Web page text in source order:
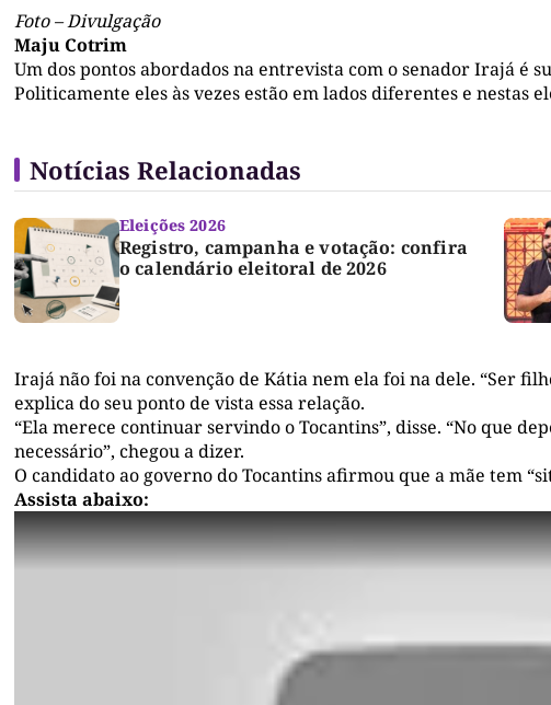
Foto – Divulgação
Maju Cotrim
Um dos pontos abordados na entrevista com o senador Irajá é
Politicamente eles às vezes estão em lados diferentes e nestas
Notícias Relacionadas
Eleições 2026
Registro, campanha e votação: confira
o calendário eleitoral de 2026
Irajá não foi na convenção de Kátia nem ela foi na dele. “Ser
explica do seu ponto de vista essa relação.
“Ela merece continuar servindo o Tocantins”, disse. “No que
necessário”, chegou a dizer.
O candidato ao governo do Tocantins afirmou que a mãe tem
Assista abaixo: